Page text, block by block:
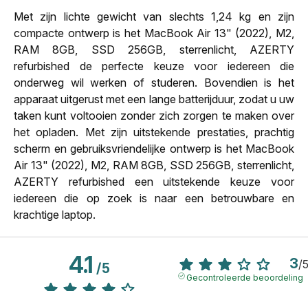
Met zijn lichte gewicht van slechts 1,24 kg en zijn
compacte ontwerp is het MacBook Air 13" (2022), M2,
RAM 8GB, SSD 256GB, sterrenlicht, AZERTY
refurbished de perfecte keuze voor iedereen die
onderweg wil werken of studeren. Bovendien is het
apparaat uitgerust met een lange batterijduur, zodat u uw
taken kunt voltooien zonder zich zorgen te maken over
het opladen. Met zijn uitstekende prestaties, prachtig
scherm en gebruiksvriendelijke ontwerp is het MacBook
Air 13" (2022), M2, RAM 8GB, SSD 256GB, sterrenlicht,
AZERTY refurbished een uitstekende keuze voor
iedereen die op zoek is naar een betrouwbare en
krachtige laptop.
4.1/5 3/5
Gecontroleerde beoordeling